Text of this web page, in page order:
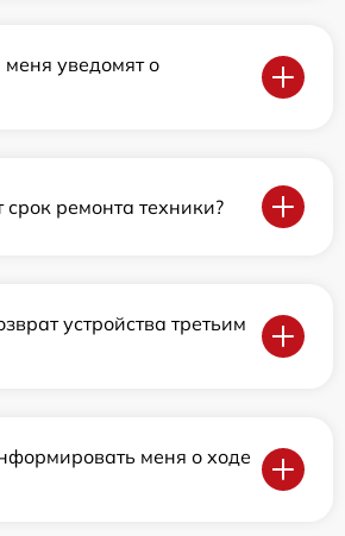
уведомят о
срок ремонта техники?
устройства третьим
меня о ходе